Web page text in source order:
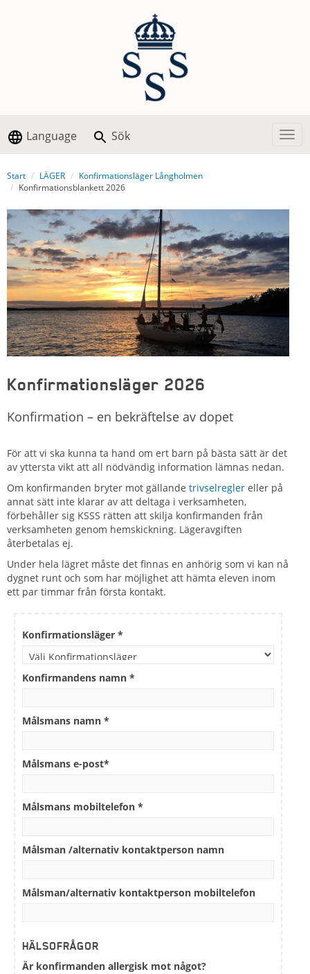
Language Sök
Start LÄGER
Konfirmationsläger Långholmen
Konfirmationsblankett 2026
Konfirmationsläger 2026
Konfirmation – en bekräftelse av dopet
För att vi ska kunna ta hand om ert barn på bästa sätt är det
av yttersta vikt att all nödvändig information lämnas nedan.
Om konfirmanden bryter mot gällande trivselregler eller på
annat sätt inte klarar av att deltaga i verksamheten,
förbehåller sig KSSS rätten att skilja konfirmanden från
verksamheten genom hemskickning. Lägeravgiften
återbetalas ej.
Under hela lägret måste det finnas en anhörig som vi kan nå
dygnet runt och som har möjlighet att hämta eleven inom
ett par timmar från första kontakt.
Konfirmationsläger *
Konfirmandens namn *
Målsmans namn *
Målsmans e-post*
Målsmans mobiltelefon *
Målsman /alternativ kontaktperson namn
Målsman/alternativ kontaktperson mobiltelefon
HÄLSOFRÅGOR
Är konfirmanden allergisk mot något?